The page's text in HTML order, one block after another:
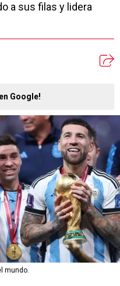
a sus filas y lidera
Google!
mundo.